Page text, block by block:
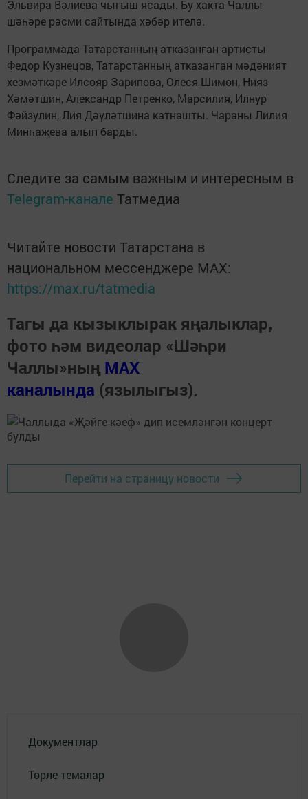
Эльвира Вәлиева чыгыш ясады. Бу хакта Чаллы
шәһәре рәсми сайтында хәбәр ителә.
Программада Татарстанның атказанган артисты
Федор Кузнецов, Татарстанның атказанган мәдәният
хезмәткәре Илсөяр Зарипова, Олеся Шимон, Нияз
Хәмәтшин, Александр Петренко, Марсилия, Илнур
Фәйзулин, Лия Дәүләтшина катнашты. Чараны Лилия
Минһаҗева алып барды.
Следите за самым важным и интересным в
Telegram-канале Татмедиа
Читайте новости Татарстана в
национальном мессенджере MАХ:
https://max.ru/tatmedia
Тагы да кызыклырак яңалыклар,
фото һәм видеолар «Шәһри
Чаллы»ның MAX
каналында (язылыгыз).
Перейти на страницу новости
Документлар
Төрле темалар